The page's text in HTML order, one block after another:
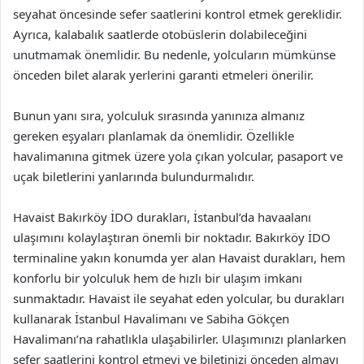
seyahat öncesinde sefer saatlerini kontrol etmek gereklidir.
Ayrıca, kalabalık saatlerde otobüslerin dolabileceğini
unutmamak önemlidir. Bu nedenle, yolcuların mümkünse
önceden bilet alarak yerlerini garanti etmeleri önerilir.
Bunun yanı sıra, yolculuk sırasında yanınıza almanız
gereken eşyaları planlamak da önemlidir. Özellikle
havalimanına gitmek üzere yola çıkan yolcular, pasaport ve
uçak biletlerini yanlarında bulundurmalıdır.
Havaist Bakırköy İDO durakları, İstanbul’da havaalanı
ulaşımını kolaylaştıran önemli bir noktadır. Bakırköy İDO
terminaline yakın konumda yer alan Havaist durakları, hem
konforlu bir yolculuk hem de hızlı bir ulaşım imkanı
sunmaktadır. Havaist ile seyahat eden yolcular, bu durakları
kullanarak İstanbul Havalimanı ve Sabiha Gökçen
Havalimanı’na rahatlıkla ulaşabilirler. Ulaşımınızı planlarken
sefer saatlerini kontrol etmeyi ve biletinizi önceden almayı